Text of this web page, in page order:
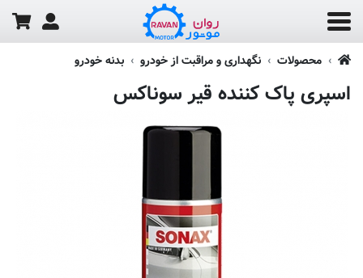
محصولات نگهداری و مراقبت از خودرو بدنه خودرو
اسپری پاک کننده قیر سوناکس